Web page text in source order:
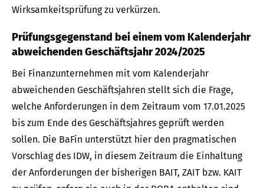
Wirksamkeitsprüfung zu verkürzen.
Prüfungsgegenstand bei einem vom Kalenderjahr
abweichenden Geschäftsjahr 2024/2025
Bei Finanzunternehmen mit vom Kalenderjahr
abweichenden Geschäftsjahren stellt sich die Frage,
welche Anforderungen in dem Zeitraum vom 17.01.2025
bis zum Ende des Geschäftsjahres geprüft werden
sollen. Die BaFin unterstützt hier den pragmatischen
Vorschlag des IDW, in diesem Zeitraum die Einhaltung
der Anforderungen der bisherigen BAIT, ZAIT bzw. KAIT